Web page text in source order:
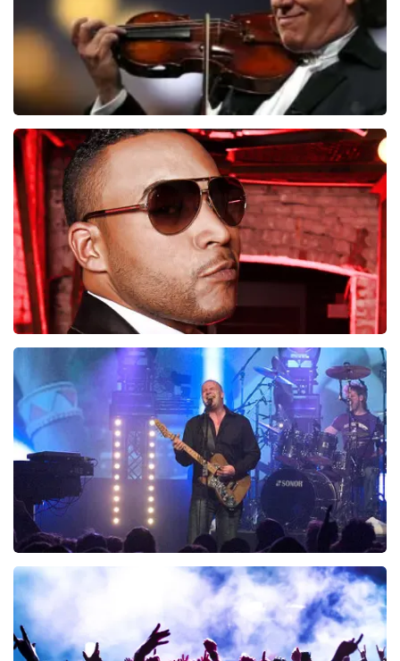
Andre Rieu
5606+ reviews
KOOP TICKETS
Don Omar
KOOP TICKETS
Blof
reviews
KOOP TICKETS